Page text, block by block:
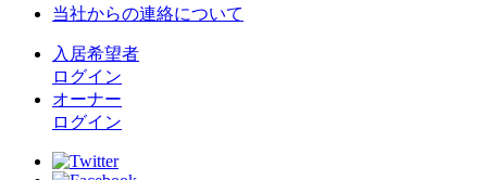
当社からの連絡について
入居希望者
ログイン
オーナー
ログイン